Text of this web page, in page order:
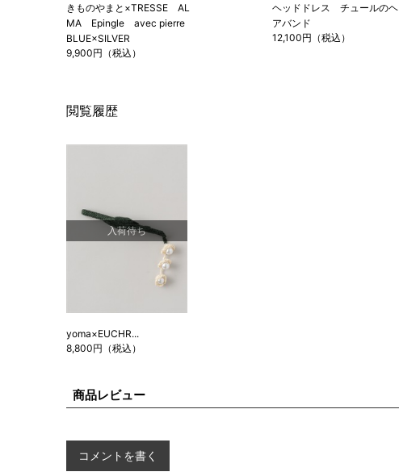
きものやまと×TRESSE AL
MA Epingle avec pierre
BLUE×SILVER
9,900円（税込）
ヘッドドレス チュールのヘ
アバンド
12,100円（税込）
閲覧履歴
入荷待ち
yoma×EUCHR...
8,800円（税込）
商品レビュー
コメントを書く